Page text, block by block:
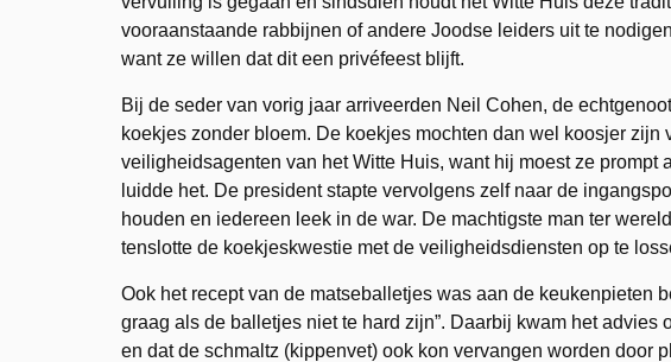
vooraanstaande rabbijnen of andere Joodse leiders uit te
want ze willen dat dit een privéfeest blijft.
Bij de seder van vorig jaar arriveerden Neil Cohen, de
koekjes zonder bloem. De koekjes mochten dan wel koosjer zijn
veiligheidsagenten van het Witte Huis, want hij moest ze prompt
luidde het. De president stapte vervolgens zelf naar de
houden en iedereen leek in de war. De machtigste man ter
tenslotte de koekjeskwestie met de veiligheidsdiensten op te
Ook het recept van de matseballetjes was aan de keukenpieten
graag als de balletjes niet te hard zijn”. Daarbij kwam het
en dat de schmaltz (kippenvet) ook kon vervangen worden door